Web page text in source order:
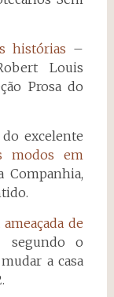
histórias –
Louis
Prosa do
excelente
modos em
de
o
a casa